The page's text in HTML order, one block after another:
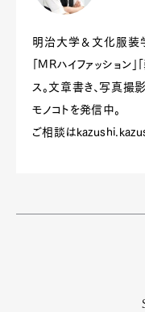
明治大学＆文化服装
「MRハイファッション
ス。文章書き、写真撮
モノコトを発信中。
ご相談は